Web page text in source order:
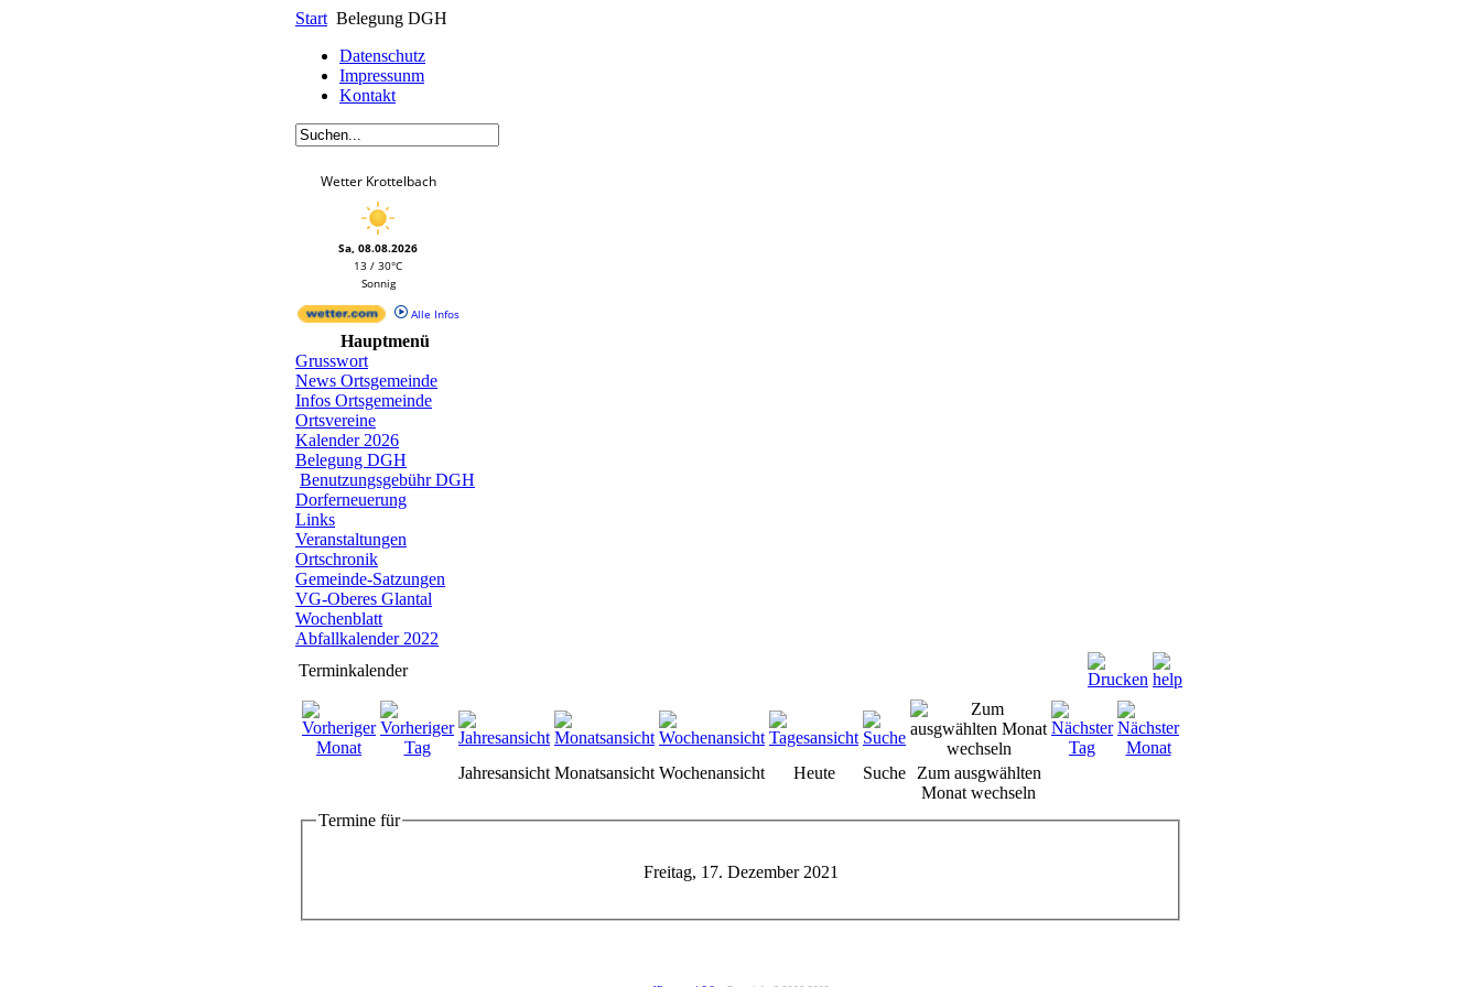
Start Belegung DGH
Datenschutz
Impressunm
Kontakt
Wetter Krottelbach
Sa, 08.08.2026
13 / 30°C
Sonnig
Alle Infos
Hauptmenü
Grusswort
News Ortsgemeinde
Infos Ortsgemeinde
Ortsvereine
Kalender 2026
Belegung DGH
Benutzungsgebühr DGH
Dorferneuerung
Links
Veranstaltungen
Ortschronik
Gemeinde-Satzungen
VG-Oberes Glantal
Wochenblatt
Abfallkalender 2022
Terminkalender
Jahresansicht Monatsansicht Wochenansicht Heute Suche
Zum ausgwählten
Monat wechseln
Termine für
Freitag, 17. Dezember 2021